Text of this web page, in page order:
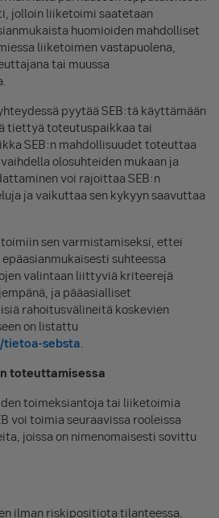
jolloin liiketoimi saatetaan
huomioiden mahdolliset
liiketoimen vastapuolena,
tai muussa
pyytää SEB:tä käyttämään
tiettyä toteutuspaikkaa tai
SEB:n mahdollisuudet toteuttaa
olosuhteiden mukaan ja
voi rajoittaa SEB:n
ja vaikuttaa sen kykyyn saavuttaa
sen varmistamiseksi, ettei
suhteessa
valintaan liittyviä kriteerejä
ja pääasialliset
rahoitusvälineitä koskevien
on listattu
sebsta.
toteuttamisessa
toimeksiantoja tai liiketoimia
voi toimia seuraavissa rooleissa
joissa on nimenomaisesti sovittu
ilman riskipositiota tilanteessa,